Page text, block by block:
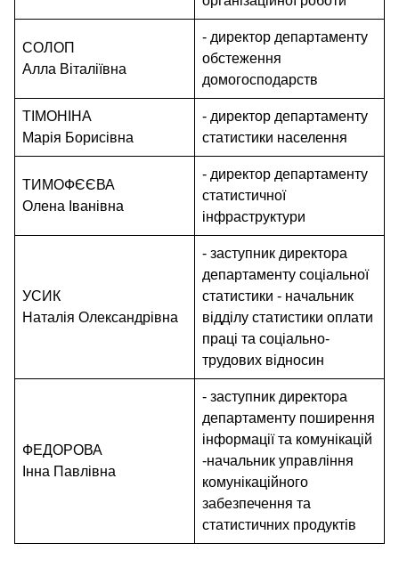
СОЛОП
Алла Віталіївна
- директор департаменту
обстеження
домогосподарств
ТІМОНІНА
Марія Борисівна
- директор департаменту
статистики населення
ТИМОФЄЄВА
Олена Іванівна
- директор департаменту
статистичної
інфраструктури
УСИК
Наталія Олександрівна
- заступник директора
департаменту соціальної
статистики - начальник
відділу статистики оплати
праці та соціально-
трудових відносин
ФЕДОРОВА
Інна Павлівна
- заступник директора
департаменту поширення
інформації та комунікацій
-начальник управління
комунікаційного
забезпечення та
статистичних продуктів